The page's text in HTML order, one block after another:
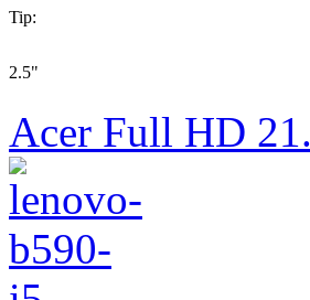
Tip:
2.5"
Acer Full HD